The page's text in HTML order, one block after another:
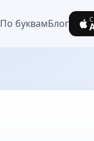
По буквамБлог